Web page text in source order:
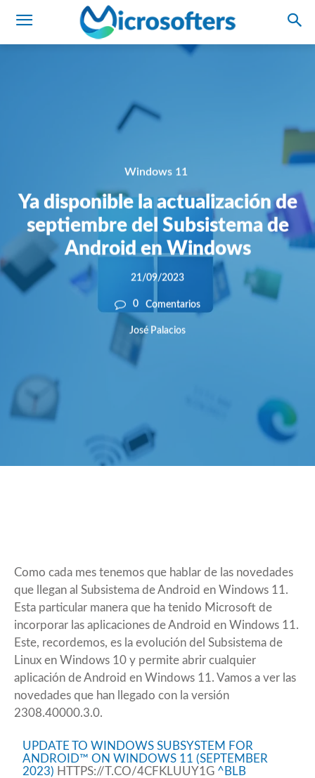
Windows 11
Ya disponible la actualización de
septiembre del Subsistema de
Android en Windows
21/09/2023
0 Comentarios
José Palacios
Como cada mes tenemos que hablar de las novedades
que llegan al Subsistema de Android en Windows 11.
Esta particular manera que ha tenido Microsoft de
incorporar las aplicaciones de Android en Windows 11.
Este, recordemos, es la evolución del Subsistema de
Linux en Windows 10 y permite abrir cualquier
aplicación de Android en Windows 11. Vamos a ver las
novedades que han llegado con la versión
2308.40000.3.0.
UPDATE TO WINDOWS SUBSYSTEM FOR
ANDROID™ ON WINDOWS 11 (SEPTEMBER
2023) HTTPS://T.CO/4CFKLUUY1G ^BLB